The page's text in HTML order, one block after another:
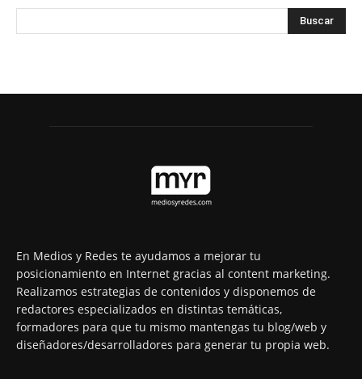
En Medios y Redes te ayudamos a mejorar tu
posicionamiento en Internet gracias al content marketing.
Realizamos estrategias de contenidos y disponemos de
redactores especializados en distintas temáticas,
formadores para que tu mismo mantengas tu blog/web y
diseñadores/desarrolladores para generar tu propia web.